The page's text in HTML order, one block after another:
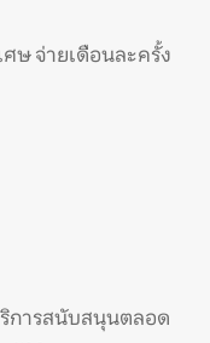
ษ จ่ายเดือนละครั้ง
การสนับสนุนตลอด